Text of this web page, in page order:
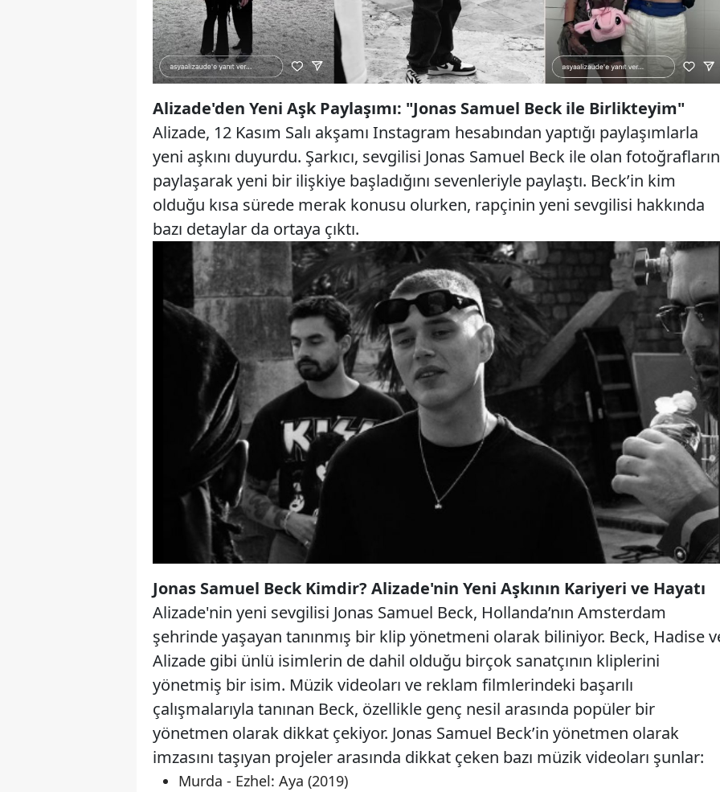
Alizade'den Yeni Aşk Paylaşımı: "Jonas Samuel Beck ile Birlikteyim"
Alizade, 12 Kasım Salı akşamı Instagram hesabından yaptığı paylaşımlarla
yeni aşkını duyurdu. Şarkıcı, sevgilisi Jonas Samuel Beck ile olan
paylaşarak yeni bir ilişkiye başladığını sevenleriyle paylaştı. Beck’in kim
olduğu kısa sürede merak konusu olurken, rapçinin yeni sevgilisi hakkında
bazı detaylar da ortaya çıktı.
Jonas Samuel Beck Kimdir? Alizade'nin Yeni Aşkının Kariyeri ve Hayatı
Alizade'nin yeni sevgilisi Jonas Samuel Beck, Hollanda’nın Amsterdam
şehrinde yaşayan tanınmış bir klip yönetmeni olarak biliniyor. Beck, Hadise
Alizade gibi ünlü isimlerin de dahil olduğu birçok sanatçının kliplerini
yönetmiş bir isim. Müzik videoları ve reklam filmlerindeki başarılı
çalışmalarıyla tanınan Beck, özellikle genç nesil arasında popüler bir
yönetmen olarak dikkat çekiyor. Jonas Samuel Beck’in yönetmen olarak
imzasını taşıyan projeler arasında dikkat çeken bazı müzik videoları şunlar:
Murda - Ezhel: Aya (2019)